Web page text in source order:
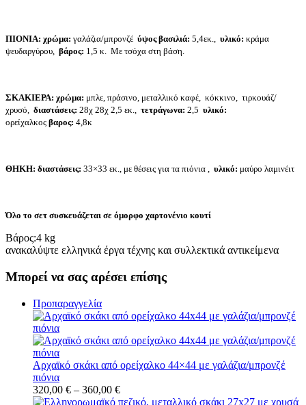
ΠΙΟΝΙΑ: χρώμα: γαλάζια/μπρονζέ ύψος βασιλιά: 5,4εκ., υλικό: κράμα
ψευδαργύρου, βάρος: 1,5 κ. Με τσόχα στη βάση.
ΣΚΑΚΙΕΡΑ: χρώμα: μπλε, πράσινο, μεταλλικό καφέ, κόκκινο, τιρκουάζ/
χρυσό, διαστάσεις: 28χ 28χ 2,5 εκ., τετράγωνα: 2,5 υλικό:
ορείχαλκος βαρος: 4,8κ
ΘΗΚΗ: διαστάσεις: 33×33 εκ., με θέσεις για τα πιόνια , υλικό: μαύρο λαμινέιτ
Όλο το σετ συσκευάζεται σε όμορφο χαρτονένιο κουτί
Βάρος:4 kg
ανακαλύψτε ελληνικά έργα τέχνης και συλλεκτικά αντικείμενα
Μπορεί να σας αρέσει επίσης
Προπαραγγελία
Αρχαϊκό σκάκι από ορείχαλκο 44×44 με γαλάζια/μπρονζέ
πιόνια
320,00 € – 360,00 €